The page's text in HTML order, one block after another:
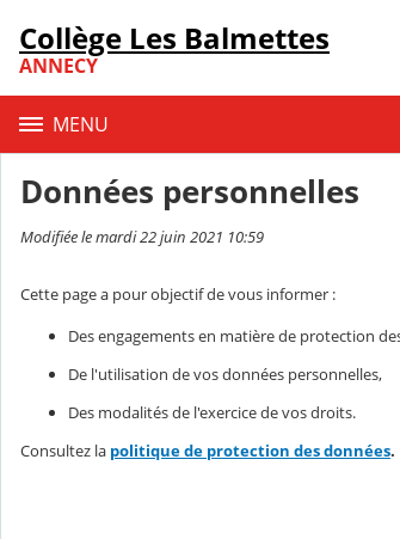
Contenu
Collège Les Balmettes
ANNECY
MENU
Données personnelles
Modifiée le mardi 22 juin 2021 10:59
Cette page a pour objectif de vous informer :
Des engagements en matière de protection
De l'utilisation de vos données personnelles,
Des modalités de l'exercice de vos droits.
Consultez la politique de protection des données.